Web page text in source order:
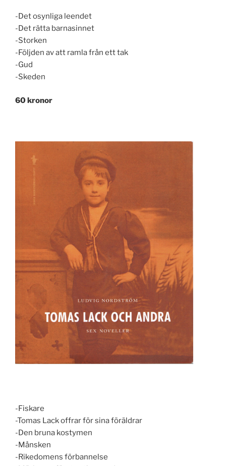
-Det osynliga leendet
-Det rätta barnasinnet
-Storken
-Följden av att ramla från ett tak
-Gud
-Skeden
60 kronor
-Fiskare
-Tomas Lack offrar för sina föräldrar
-Den bruna kostymen
-Månsken
-Rikedomens förbannelse